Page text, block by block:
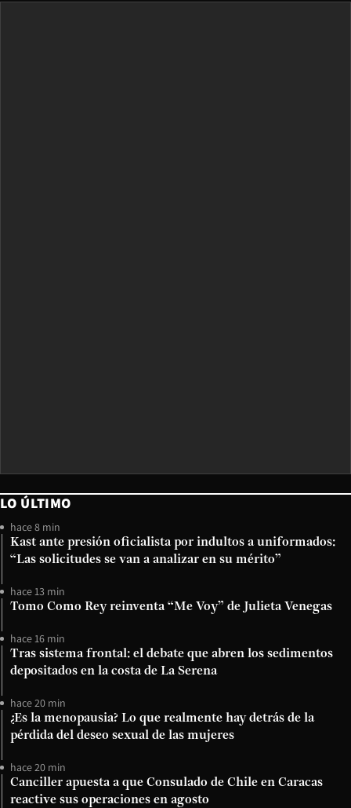
LO ÚLTIMO
hace 8 min
Kast ante presión oficialista por indultos a uniformados:
“Las solicitudes se van a analizar en su mérito”
hace 13 min
Tomo Como Rey reinventa “Me Voy” de Julieta Venegas
hace 16 min
Tras sistema frontal: el debate que abren los sedimentos
depositados en la costa de La Serena
hace 20 min
¿Es la menopausia? Lo que realmente hay detrás de la
pérdida del deseo sexual de las mujeres
hace 20 min
Canciller apuesta a que Consulado de Chile en Caracas
reactive sus operaciones en agosto